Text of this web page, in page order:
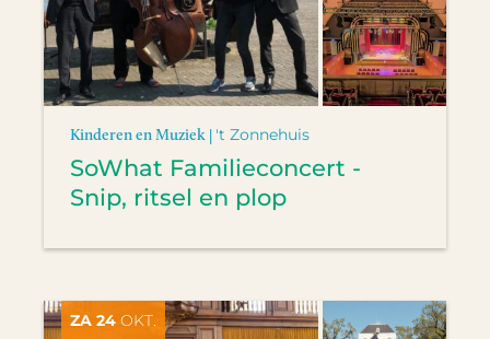
Kinderen en Muziek | 't Zonnehuis
SoWhat Familieconcert -
Snip, ritsel en plop
ZA 24 OKT.